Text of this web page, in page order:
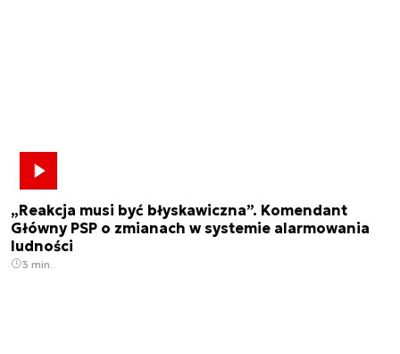
„Reakcja musi być błyskawiczna”. Komendant
Główny PSP o zmianach w systemie alarmowania
ludności
3 min.